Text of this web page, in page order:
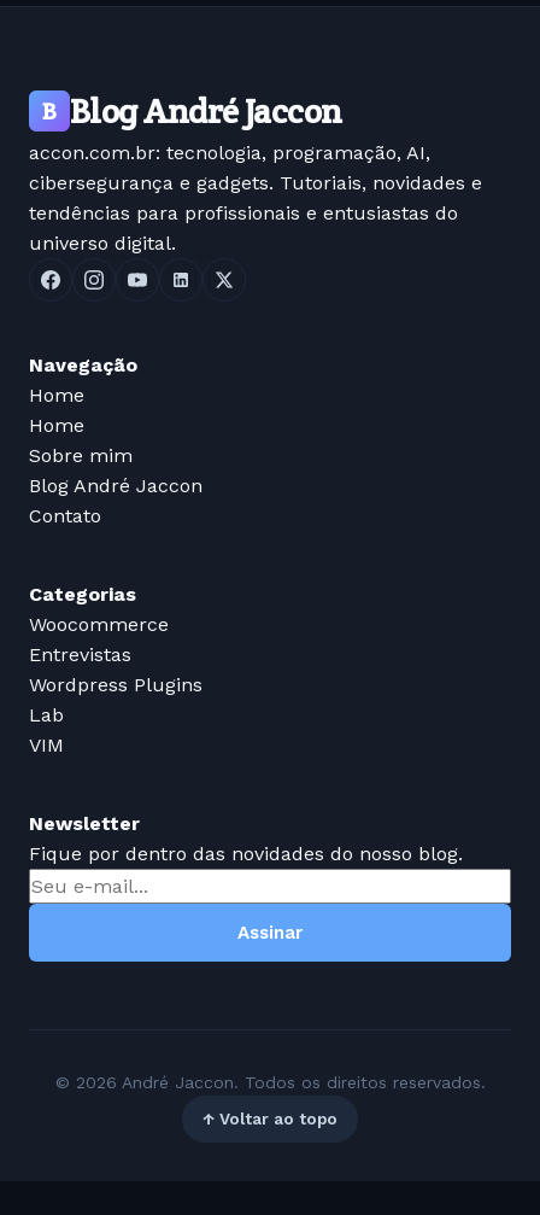
B Blog André Jaccon
accon.com.br: tecnologia, programação, AI,
cibersegurança e gadgets. Tutoriais, novidades e
tendências para profissionais e entusiastas do
universo digital.
Navegação
Home
Home
Sobre mim
Blog André Jaccon
Contato
Categorias
Woocommerce
Entrevistas
Wordpress Plugins
Lab
VIM
Newsletter
Fique por dentro das novidades do nosso blog.
Assinar
© 2026 André Jaccon. Todos os direitos reservados.
↑ Voltar ao topo